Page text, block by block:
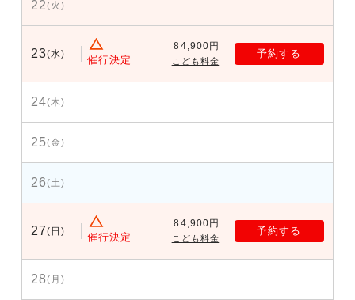
22(火)
23(水) 催行決定
84,900円
こども料金
予約する
24(木)
25(金)
26(土)
27(日) 催行決定
84,900円
こども料金
予約する
28(月)